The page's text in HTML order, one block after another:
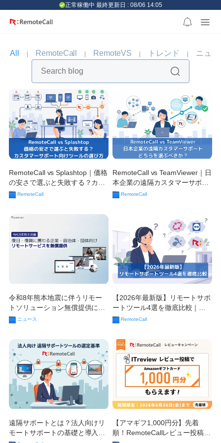
正常稼働中 最終更新日 : 08/06 14:05
All RemoteCall RemoteVS トレンド ニュ
RemoteCall vs Splashtop｜価格
の安さで選ぶと失敗する？カス
タマーサポート向けツールの選
RemoteCall
RemoteCall vs TeamViewer｜日
本企業の遠隔カスタマーサポー
ト、どちらを選ぶべきか？
RemoteCall
令和8年熊本地震に伴うリモー
トソリューション無償提供につ
いてニュース
【2026年最新版】リモートサポ
ートツール4選を徹底比較｜コ
ールセンター・カスタマーサポ
ド
RemoteCall
遠隔サポートとは？法人向けリ
モートサポートの基礎と導入ポ
【アマギフ1,000円分】先着
順！RemoteCallレビュー投稿キ